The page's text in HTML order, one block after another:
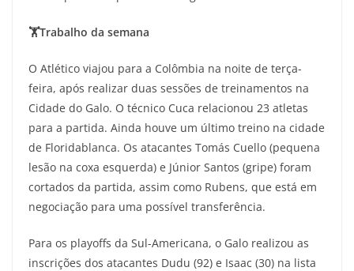
🏋️Trabalho da semana
O Atlético viajou para a Colômbia na noite de terça-
feira, após realizar duas sessões de treinamentos na
Cidade do Galo. O técnico Cuca relacionou 23 atletas
para a partida. Ainda houve um último treino na cidade
de Floridablanca. Os atacantes Tomás Cuello (pequena
lesão na coxa esquerda) e Júnior Santos (gripe) foram
cortados da partida, assim como Rubens, que está em
negociação para uma possível transferência.
Para os playoffs da Sul-Americana, o Galo realizou as
inscrições dos atacantes Dudu (92) e Isaac (30) na lista